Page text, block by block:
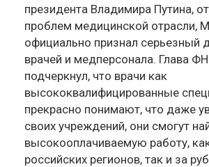
президента Владимира Путина,
проблем медицинской отрасли,
официально признал серьезный
врачей и медперсонала. Глава
подчеркнул, что врачи как
высококвалифицированные
прекрасно понимают, что даже
своих учреждений, они смогут
высокооплачиваемую работу,
российских регионов, так и за